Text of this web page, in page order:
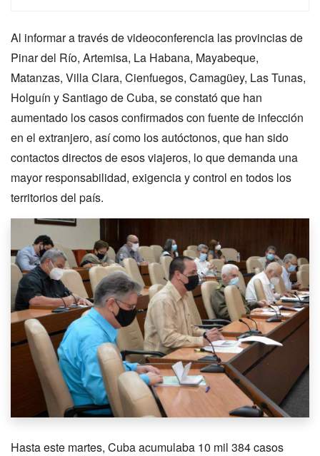
Al informar a través de videoconferencia las provincias de
Pinar del Río, Artemisa, La Habana, Mayabeque,
Matanzas, Villa Clara, Cienfuegos, Camagüey, Las Tunas,
Holguín y Santiago de Cuba, se constató que han
aumentado los casos confirmados con fuente de infección
en el extranjero, así como los autóctonos, que han sido
contactos directos de esos viajeros, lo que demanda una
mayor responsabilidad, exigencia y control en todos los
territorios del país.
Hasta este martes, Cuba acumulaba 10 mil 384 casos